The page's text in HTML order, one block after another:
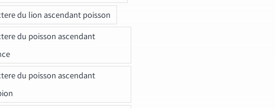
du lion ascendant poisson
du poisson ascendant
du poisson ascendant